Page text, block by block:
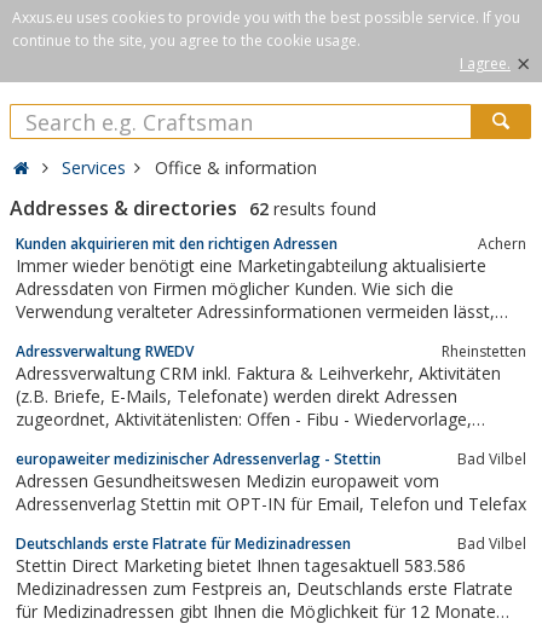
Axxus.eu uses cookies to provide you with the best possible service. If you
continue to the site, you agree to the cookie usage.
I agree. ×
Services Office & information
Addresses & directories 62 results found
Kunden akquirieren mit den richtigen Adressen Achern
Immer wieder benötigt eine Marketingabteilung aktualisierte
Adressdaten von Firmen möglicher Kunden. Wie sich die
Verwendung veralteter Adressinformationen vermeiden lässt,
adressen-kaufen.de.
Adressverwaltung RWEDV Rheinstetten
Adressverwaltung CRM inkl. Faktura & Leihverkehr, Aktivitäten
(z.B. Briefe, E-Mails, Telefonate) werden direkt Adressen
zugeordnet, Aktivitätenlisten: Offen - Fibu - Wiedervorlage,
eingelesen/versendet werden, Links zu Netzwerk Profilen (z.B.
Xing, Facebook), List...
europaweiter medizinischer Adressenverlag - Stettin Bad Vilbel
Adressen Gesundheitswesen Medizin europaweit vom
Adressenverlag Stettin mit OPT-IN für Email, Telefon und Telefax
Deutschlands erste Flatrate für Medizinadressen Bad Vilbel
Stettin Direct Marketing bietet Ihnen tagesaktuell 583.586
Medizinadressen zum Festpreis an, Deutschlands erste Flatrate
für Medizinadressen gibt Ihnen die Möglichkeit für 12 Monate